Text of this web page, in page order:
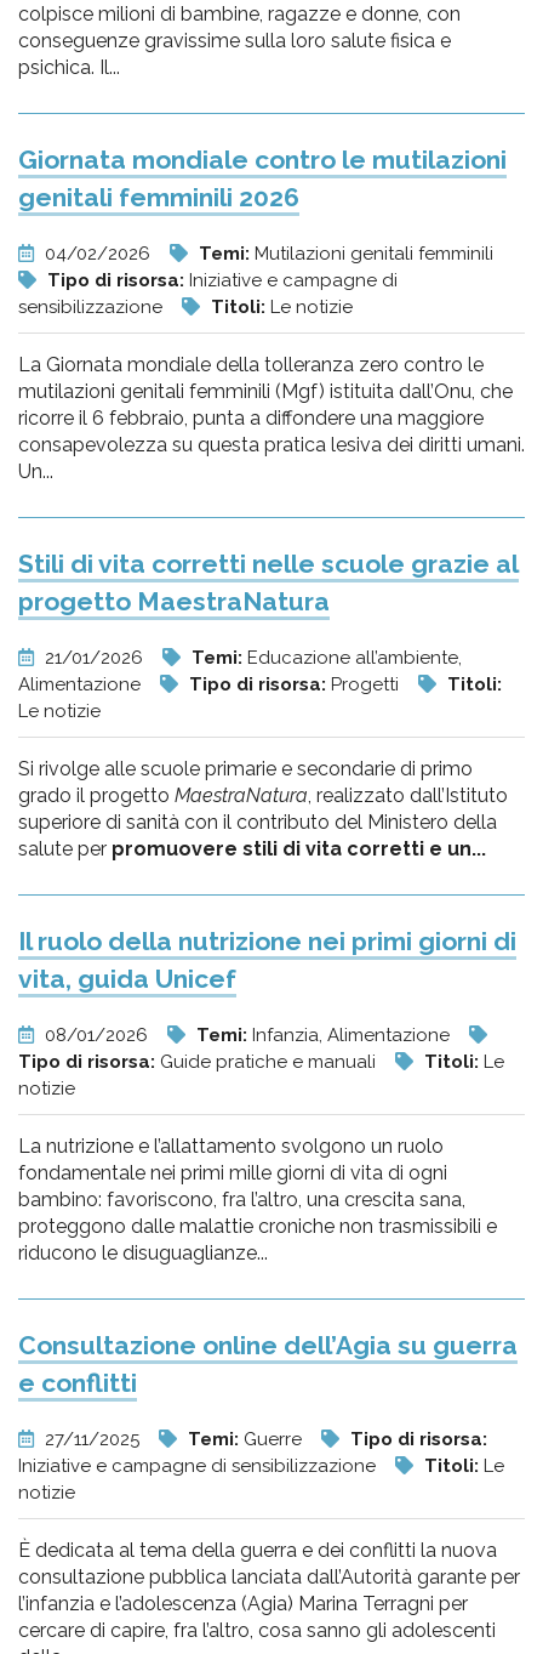
colpisce milioni di bambine, ragazze e donne, con
conseguenze gravissime sulla loro salute fisica e
psichica. Il...
Giornata mondiale contro le mutilazioni
genitali femminili 2026
04/02/2026 Temi: Mutilazioni genitali femminili
Tipo di risorsa: Iniziative e campagne di
sensibilizzazione
Titoli: Le notizie
La Giornata mondiale della tolleranza zero contro le
mutilazioni genitali femminili (Mgf) istituita dall’Onu, che
ricorre il 6 febbraio, punta a diffondere una maggiore
consapevolezza su questa pratica lesiva dei diritti umani.
Un...
Stili di vita corretti nelle scuole grazie al
progetto MaestraNatura
21/01/2026 Temi: Educazione all’ambiente,
Alimentazione
Tipo di risorsa: Progetti
Titoli:
Le notizie
Si rivolge alle scuole primarie e secondarie di primo
grado il progetto MaestraNatura, realizzato dall’Istituto
superiore di sanità con il contributo del Ministero della
salute per promuovere stili di vita corretti e un...
Il ruolo della nutrizione nei primi giorni di
vita, guida Unicef
08/01/2026 Temi: Infanzia, Alimentazione
Tipo di risorsa: Guide pratiche e manuali Titoli: Le
notizie
La nutrizione e l’allattamento svolgono un ruolo
fondamentale nei primi mille giorni di vita di ogni
bambino: favoriscono, fra l’altro, una crescita sana,
proteggono dalle malattie croniche non trasmissibili e
riducono le disuguaglianze...
Consultazione online dell’Agia su guerra
e conflitti
27/11/2025 Temi: Guerre
Tipo di risorsa:
Iniziative e campagne di sensibilizzazione
Titoli: Le
notizie
È dedicata al tema della guerra e dei conflitti la nuova
consultazione pubblica lanciata dall’Autorità garante per
l’infanzia e l’adolescenza (Agia) Marina Terragni per
cercare di capire, fra l’altro, cosa sanno gli adolescenti